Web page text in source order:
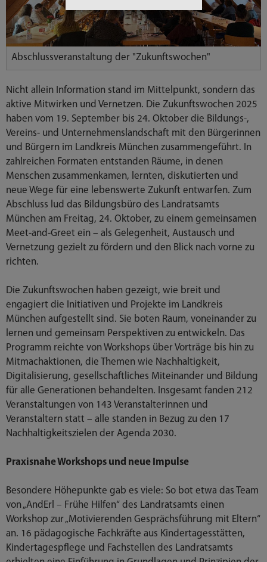
Abschlussveranstaltung der "Zukunftswochen"
Nicht allein Information stand im Mittelpunkt, sondern das
aktive Mitwirken und Vernetzen. Die Zukunftswochen 2025
haben vom 19. September bis 24. Oktober die Bildungs-,
Vereins- und Unternehmenslandschaft mit den Bürgerinnen
und Bürgern im Landkreis München zusammengeführt. In
zahlreichen Formaten entstanden Räume, in denen
Menschen zusammenkamen, lernten, diskutierten und
neue Wege für eine lebenswerte Zukunft entwarfen. Zum
Abschluss lud das Bildungsbüro des Landratsamts
München am Freitag, 24. Oktober, zu einem gemeinsamen
Meet-and-Greet ein – als Gelegenheit, Austausch und
Vernetzung gezielt zu fördern und den Blick nach vorne zu
richten.
Die Zukunftswochen haben gezeigt, wie breit und
engagiert die Initiativen und Projekte im Landkreis
München aufgestellt sind. Sie boten Raum, voneinander zu
lernen und gemeinsam Perspektiven zu entwickeln. Das
Programm reichte von Workshops über Vorträge bis hin zu
Mitmachaktionen, die Themen wie Nachhaltigkeit,
Digitalisierung, gesellschaftliches Miteinander und Bildung
für alle Generationen behandelten. Insgesamt fanden 212
Veranstaltungen von 143 Veranstalterinnen und
Veranstaltern statt – alle standen in Bezug zu den 17
Nachhaltigkeitszielen der Agenda 2030.
Praxisnahe Workshops und neue Impulse
Besondere Höhepunkte gab es viele: So bot etwa das Team
von „AndErl – Frühe Hilfen“ des Landratsamts einen
Workshop zur „Motivierenden Gesprächsführung mit Eltern“
an. 16 pädagogische Fachkräfte aus Kindertagesstätten,
Kindertagespflege und Fachstellen des Landratsamts